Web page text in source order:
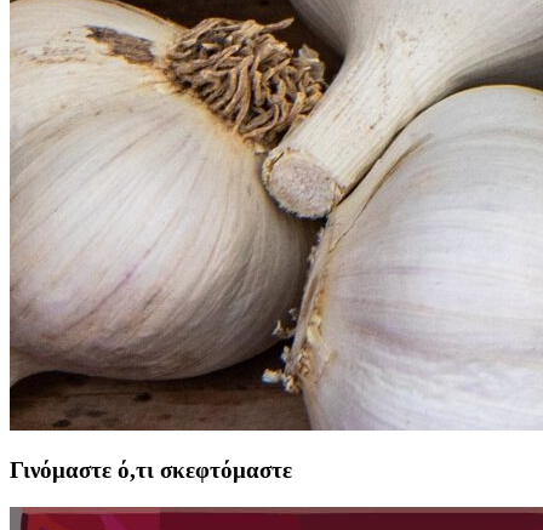
Γινόμαστε ό,τι σκεφτόμαστε